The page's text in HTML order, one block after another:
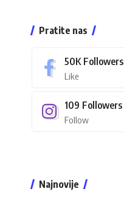
Pratite nas
50K Followers
Like
109 Followers
Follow
Najnovije